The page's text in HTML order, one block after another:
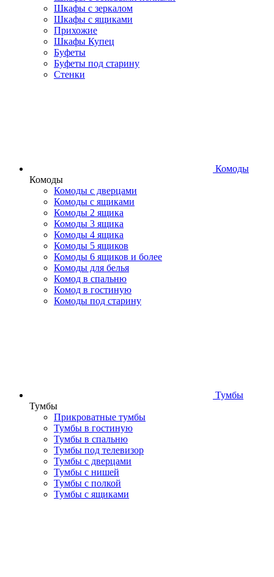
Шкафы с зеркалом
Шкафы с ящиками
Прихожие
Шкафы Купец
Буфеты
Буфеты под старину
Стенки
Комоды
Комоды
Комоды с дверцами
Комоды с ящиками
Комоды 2 ящика
Комоды 3 ящика
Комоды 4 ящика
Комоды 5 ящиков
Комоды 6 ящиков и более
Комоды для белья
Комод в спальню
Комод в гостиную
Комоды под старину
Тумбы
Тумбы
Прикроватные тумбы
Тумбы в гостиную
Тумбы в спальню
Тумбы под телевизор
Тумбы с дверцами
Тумбы с нишей
Тумбы с полкой
Тумбы с ящиками